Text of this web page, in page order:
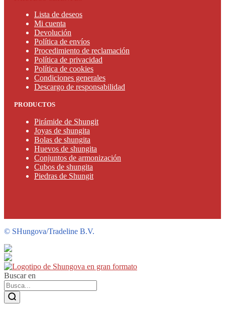
Lista de deseos
Mi cuenta
Devolución
Política de envíos
Procedimiento de reclamación
Política de privacidad
Política de cookies
Condiciones generales
Descargo de responsabilidad
PRODUCTOS
Pirámide de Shungit
Joyas de shungita
Bolas de shungita
Huevos de shungita
Conjuntos de armonización
Cubos de shungita
Piedras de Shungit
© SHungova/Tradeline B.V.
Buscar en